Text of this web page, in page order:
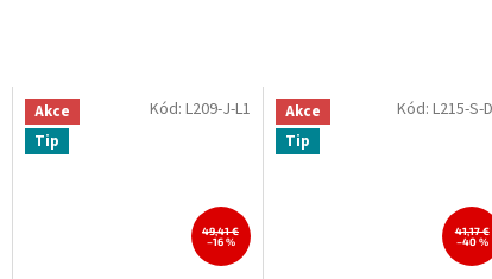
Akce
Tip
49,41 €
–16 %
Kód: L209-J-L1
Akce
Tip
41,17 €
–40 %
Kód:L215-S-